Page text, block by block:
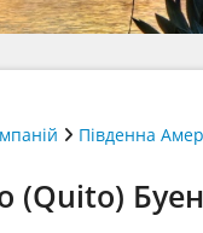
Південна
(Quito)